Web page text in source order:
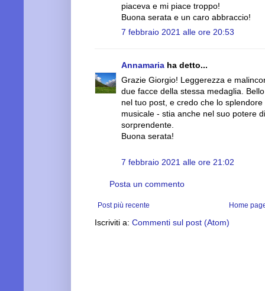
piaceva e mi piace troppo!
Buona serata e un caro abbraccio!
7 febbraio 2021 alle ore 20:53
Annamaria ha detto...
Grazie Giorgio! Leggerezza e
due facce della stessa medaglia.
nel tuo post, e credo che lo
musicale - stia anche nel suo potere
sorprendente.
Buona serata!
7 febbraio 2021 alle ore 21:02
Posta un commento
Post più recente Home
Iscriviti a: Commenti sul post (Atom)